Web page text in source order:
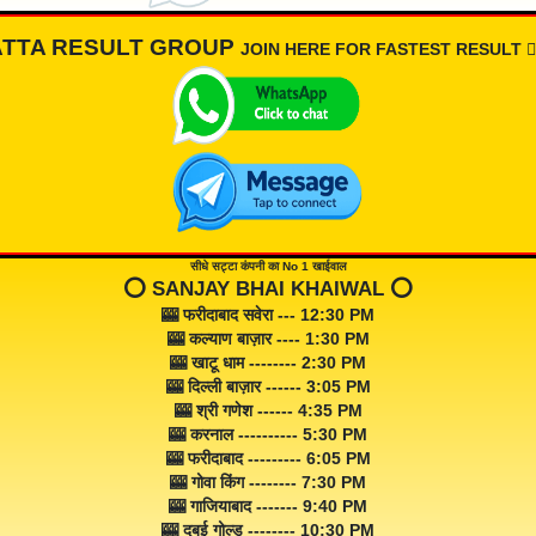
RESULT GROUP JOIN HERE FOR FASTEST RESULT
सीधे सट्टा कंपनी का No 1 खाईवाल
⭕️ SANJAY BHAI KHAIWAL ⭕️
🎰 फरीदाबाद सवेरा --- 12:30 PM
🎰 कल्याण बाज़ार ---- 1:30 PM
🎰 खाटू धाम -------- 2:30 PM
🎰 दिल्ली बाज़ार ------ 3:05 PM
🎰 श्री गणेश ------ 4:35 PM
🎰 करनाल ---------- 5:30 PM
🎰 फरीदाबाद --------- 6:05 PM
🎰 गोवा किंग -------- 7:30 PM
🎰 गाजियाबाद ------- 9:40 PM
🎰 दुबई गोल्ड -------- 10:30 PM